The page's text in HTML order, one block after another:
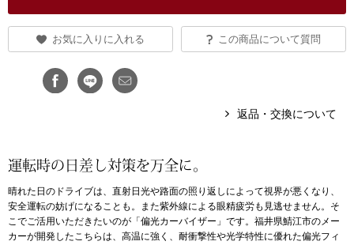
すべて見る
／チュニック
ハンドバッグ
ボディバッグ
お気に入りに入れる この商品について質問
返品・交換について
運転時の日差し対策を万全に。
晴れた日のドライブは、直射日光や路面の照り返しによって視界が悪くなり、
安全運転の妨げになることも。また紫外線による眼精疲労も見逃せません。そ
こでご活用いただきたいのが「偏光カーバイザー」です。福井県鯖江市のメー
カーが開発したこちらは、高温に強く、耐衝撃性や光学特性に優れた偏光フィ